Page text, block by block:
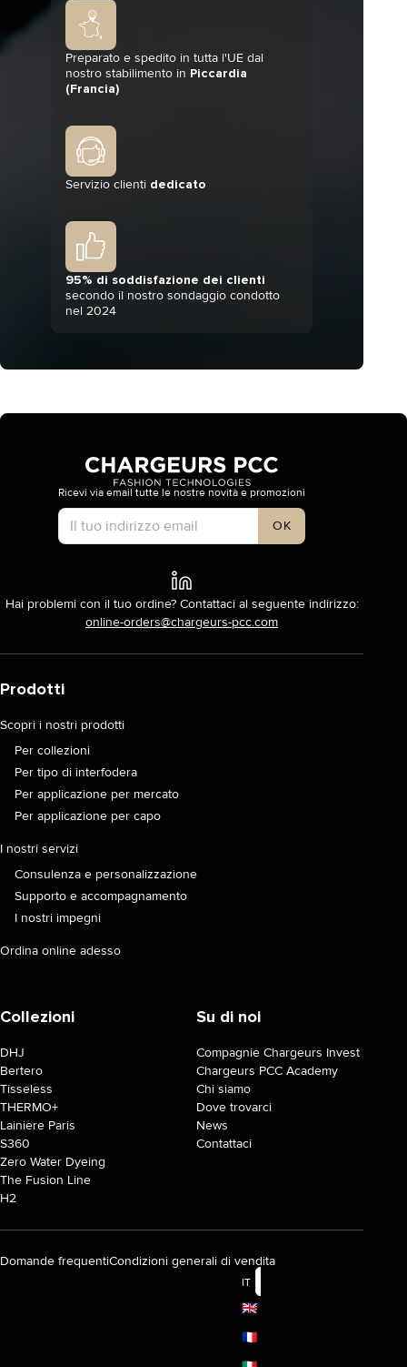
Preparato e spedito in tutta l'UE dal
nostro stabilimento in Piccardia
(Francia)
Servizio clienti dedicato
95% di soddisfazione dei clienti
secondo il nostro sondaggio condotto
nel 2024
Tipo di account
Ricevi via email tutte le nostre novità e promozioni
OK
Hai problemi con il tuo ordine? Contattaci al seguente indirizzo:
online-orders@chargeurs-pcc.com
Prodotti
Scopri i nostri prodotti
Per collezioni
Per tipo di interfodera
Per applicazione per mercato
Per applicazione per capo
I nostri servizi
Consulenza e personalizzazione
Supporto e accompagnamento
I nostri impegni
Ordina online adesso
Collezioni
DHJ
Bertero
Tisseless
THERMO+
Lainière Paris
S360
Zero Water Dyeing
The Fusion Line
H2
Su di noi
Compagnie Chargeurs Invest
Chargeurs PCC Academy
Chi siamo
Dove trovarci
News
Contattaci
Domande frequentiCondizioni generali di vendita
IT
🇬🇧
🇫🇷